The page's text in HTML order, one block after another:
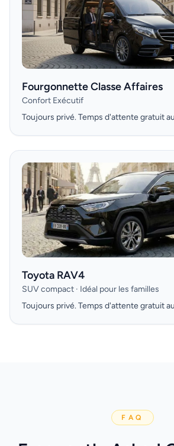
Fourgonnette Classe Affaires
Confort Exécutif
Toujours privé. Temps d'attente gratuit
Toyota RAV4
SUV compact · Idéal pour les familles
Toujours privé. Temps d'attente gratuit
FAQ